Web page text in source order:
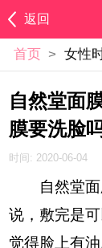
返回
首页 > 女性
自然堂面
膜要洗脸
时间: 2020-06-04
自然堂
说，敷完是
觉得脸上有